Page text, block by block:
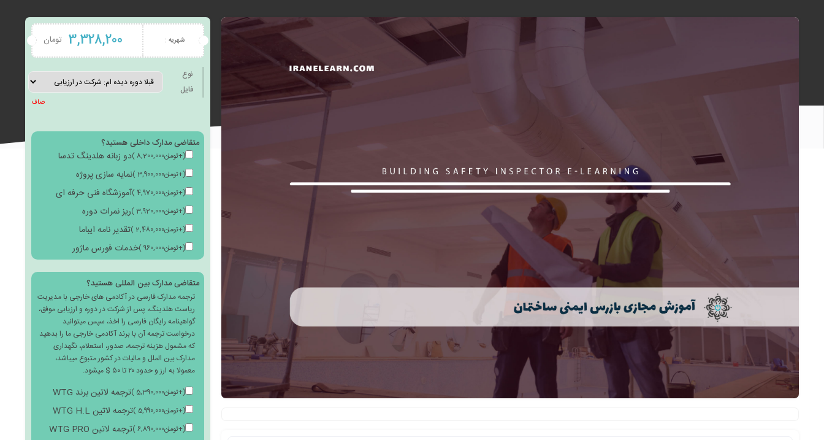
به
ها
شهریه : 3,328,200 تومان
نوع
فایل
صاف
متقاضی مدارک داخلی هستید؟
دو زبانه هلدینگ تدسا (
+
8,200,000تومان )
نمایه سازی پروژه (
+
3,900,000تومان )
آموزشگاه فنی حرفه ای (
+
4,970,000تومان )
ریز نمرات دوره (
+
3,920,000تومان )
تقدیر نامه ایباما (
+
2,480,000تومان )
خدمات فورس ماژور (
+
960,000تومان )
متقاضی مدارک بین المللی هستید؟
ترجمه مدارک فارسی در آکادمی های خارجی با مدیریت
ریاست هلدینگ، پس از شرکت در دوره و ارزیابی موفق،
گواهینامه رایگان فارسی را اخذ، سپس میتوانید
درخواست ترجمه آن با برند آکادمی خارجی ما را بدهید
که مشمول هزینه ترجمه، صدور، استعلام، نگهداری
مدارک بین الملل و مالیات در کشور متبوع میباشد،
معمولا به ارز و حدود ۲۰ تا ۵۰ $ میشود.
ترجمه لاتین برند WTG (
+
5,390,000تومان )
ترجمه لاتین WTG H.L (
+
5,990,000تومان )
ترجمه لاتین WTG PRO (
+
6,890,000تومان )